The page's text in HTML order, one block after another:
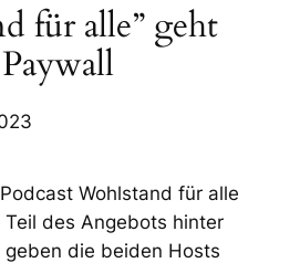
für alle” geht
Wohlstand für alle
des Angebots hinter
geben die beiden Hosts